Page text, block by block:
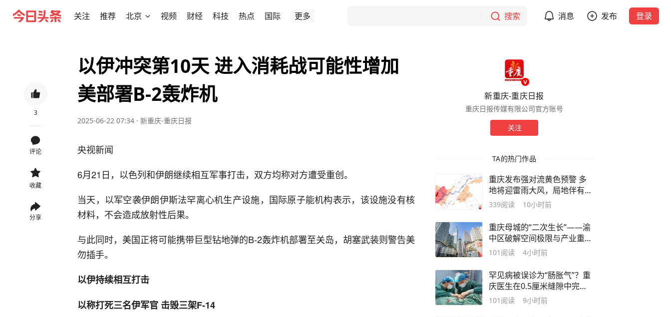
关注 推荐 北京 视频 财经 科技 热点 国际 更多 搜索 消息 发布 登录
3
评论
收藏
分享
以伊冲突第10天 进入消耗战可能性增加
美部署B-2轰炸机
2025-06-22 07:34 · 新重庆-重庆日报
央视新闻
6月21日，以色列和伊朗继续相互军事打击，双方均称对方遭受重创。
当天，以军空袭伊朗伊斯法罕离心机生产设施，国际原子能机构表示，该设施没有核
材料，不会造成放射性后果。
与此同时，美国正将可能携带巨型钻地弹的B-2轰炸机部署至关岛，胡塞武装则警告美
勿插手。
以伊持续相互打击
以称打死三名伊军官 击毁三架F-14
新重庆-重庆日报
重庆日报传媒有限公司官方账号
关注
TA的热门作品
重庆发布强对流黄色预警 多
地将迎雷雨大风，局地伴有冰
雹
339阅读 10小时前
重庆母城的“二次生长”——渝
中区破解空间极限与产业重构
观察
101 阅读 4小时前
罕见病被误诊为“肠胀气”？重
庆医生在0.5厘米缝隙中完成
手术
101 阅读 9小时前